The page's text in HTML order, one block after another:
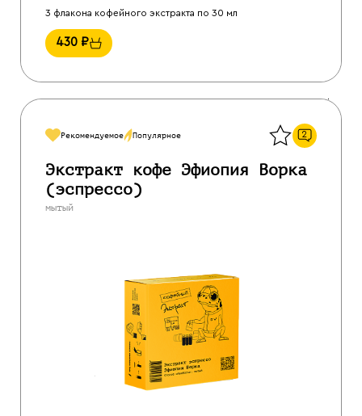
3 флакона кофейного экстракта по 30 мл
430 ₽
Рекомендуемое Популярное 2
Экстракт кофе Эфиопия Ворка
(эспрессо)
мытый